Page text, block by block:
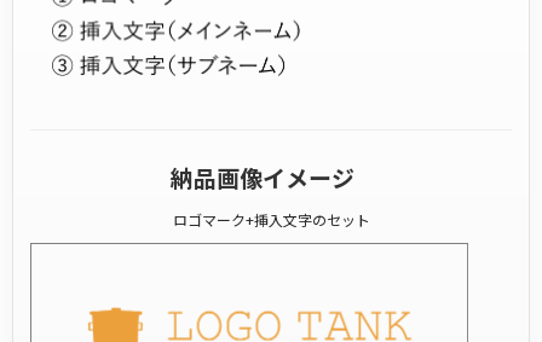
納品画像イメージ
ロゴマーク+挿入文字のセット